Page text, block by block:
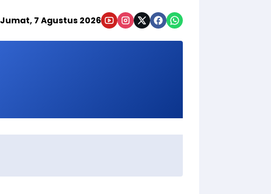
Jumat, 7 Agustus 2026